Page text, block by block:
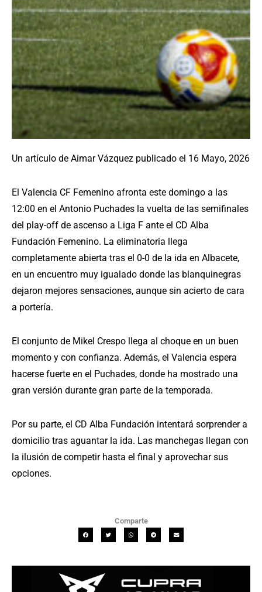
Un artículo de Aimar Vázquez publicado el 16 Mayo, 2026
El Valencia CF Femenino afronta este domingo a las
12:00 en el Antonio Puchades la vuelta de las semifinales
del play-off de ascenso a Liga F ante el CD Alba
Fundación Femenino. La eliminatoria llega
completamente abierta tras el 0-0 de la ida en Albacete,
en un encuentro muy igualado donde las blanquinegras
dejaron mejores sensaciones, aunque sin acierto de cara
a portería.
El conjunto de Mikel Crespo llega al choque en un buen
momento y con confianza. Además, el Valencia espera
hacerse fuerte en el Puchades, donde ha mostrado una
gran versión durante gran parte de la temporada.
Por su parte, el CD Alba Fundación intentará sorprender a
domicilio tras aguantar la ida. Las manchegas llegan con
la ilusión de competir hasta el final y aprovechar sus
opciones.
Comparte